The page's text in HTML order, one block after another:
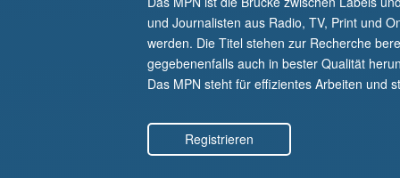
und Journalisten aus Radio, TV, Print und
werden. Die Titel stehen zur Recherche
gegebenenfalls auch in bester Qualität
Das MPN steht für effizientes Arbeiten und
Registrieren